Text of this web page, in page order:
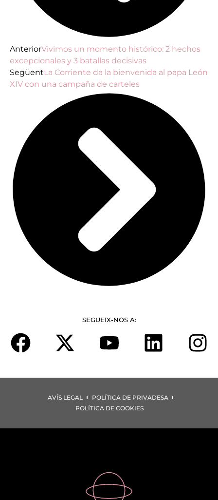
AnteriorVivimos un momento histórico: 2 hechos
excepcionales y 3 batallas decisivas
SegüentLa Corriente da la bienvenida al papa León
XIV con una campaña de carteles
SEGUEIX-NOS A:
AVÍS LEGAL
POLÍTICA DE PRIVADESA
POLÍTICA DE COOKIES